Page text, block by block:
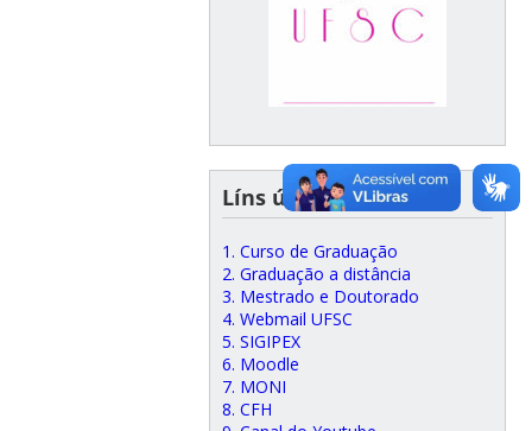
Líns úteis
1. Curso de Graduação
2. Graduação a distância
3. Mestrado e Doutorado
4. Webmail UFSC
5. SIGIPEX
6. Moodle
7. MONI
8. CFH